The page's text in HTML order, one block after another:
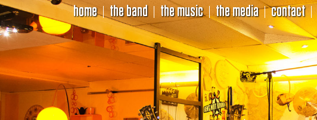
home the band the music the media contact